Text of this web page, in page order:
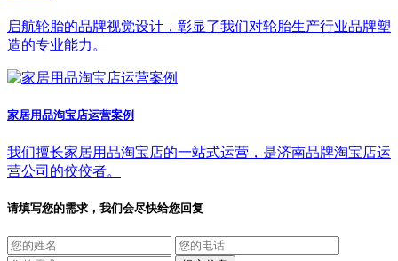
启航轮胎的品牌视觉设计，彰显了我们对轮胎生产行业品牌塑
造的专业能力。
家居用品淘宝店运营案例
我们擅长家居用品淘宝店的一站式运营，是济南品牌淘宝店运
营公司的佼佼者。
请填写您的需求，我们会尽快给您回复